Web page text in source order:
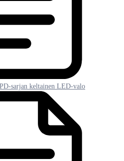
sarjan keltainen LED-valo